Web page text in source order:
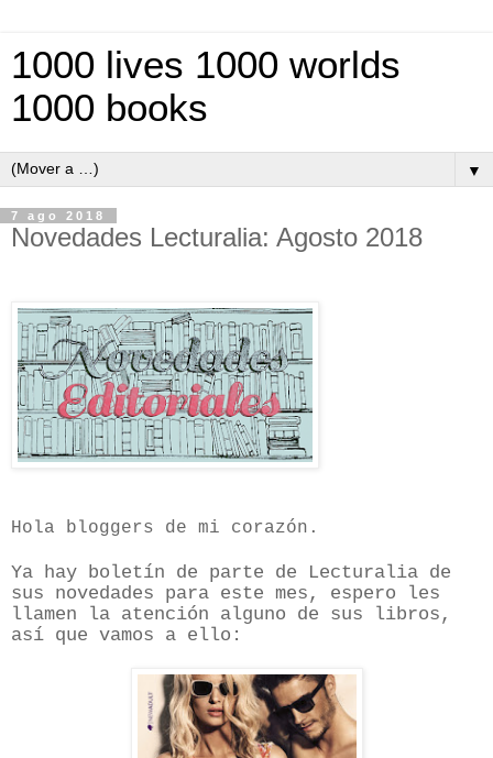
1000 lives 1000 worlds
1000 books
▼
7 ago 2018
Novedades Lecturalia: Agosto 2018
Hola bloggers de mi corazón.
Ya hay boletín de parte de Lecturalia de
sus novedades para este mes, espero les
llamen la atención alguno de sus libros,
así que vamos a ello: